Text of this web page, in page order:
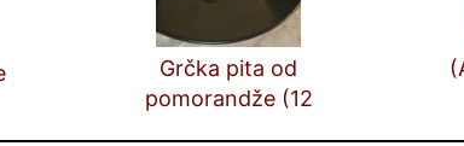
Grčka pita od
pomorandže (12